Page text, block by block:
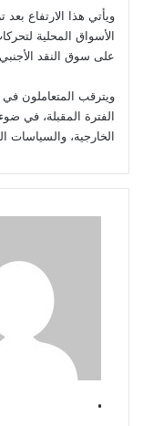
ويأتي هذا الارتفاع
الأسواق المحلية
على سوق النقد
ويترقب المتعاملون
الفترة المقبلة، في
الخارجية، والسياسات
.